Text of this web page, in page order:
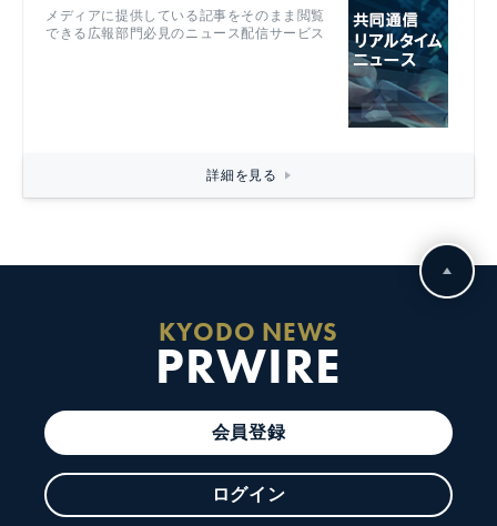
メディアに提供している記事をそのまま閲覧
できる広報部門必見のニュース配信サービス
詳細を見る
KYODO NEWS
PRWIRE
会員登録
ログイン